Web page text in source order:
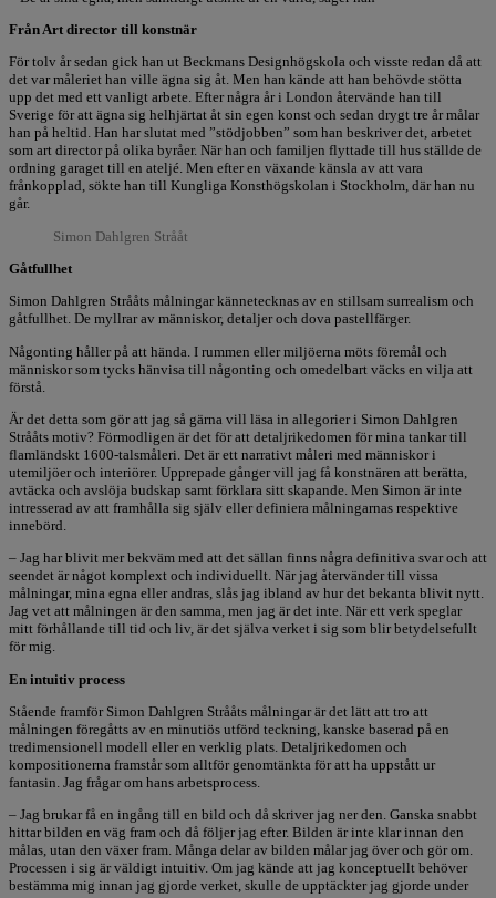
Från Art director till konstnär
För tolv år sedan gick han ut Beckmans Designhögskola och visste redan då att
det var måleriet han ville ägna sig åt. Men han kände att han behövde stötta
upp det med ett vanligt arbete. Efter några år i London återvände han till
Sverige för att ägna sig helhjärtat åt sin egen konst och sedan drygt tre år målar
han på heltid. Han har slutat med ”stödjobben” som han beskriver det, arbetet
som art director på olika byråer. När han och familjen flyttade till hus ställde de
ordning garaget till en ateljé. Men efter en växande känsla av att vara
frånkopplad, sökte han till Kungliga Konsthögskolan i Stockholm, där han nu
går.
Simon Dahlgren Strååt
Gåtfullhet
Simon Dahlgren Strååts målningar kännetecknas av en stillsam surrealism och
gåtfullhet. De myllrar av människor, detaljer och dova pastellfärger.
Någonting håller på att hända. I rummen eller miljöerna möts föremål och
människor som tycks hänvisa till någonting och omedelbart väcks en vilja att
förstå.
Är det detta som gör att jag så gärna vill läsa in allegorier i Simon Dahlgren
Strååts motiv? Förmodligen är det för att detaljrikedomen för mina tankar till
flamländskt 1600-talsmåleri. Det är ett narrativt måleri med människor i
utemiljöer och interiörer. Upprepade gånger vill jag få konstnären att berätta,
avtäcka och avslöja budskap samt förklara sitt skapande. Men Simon är inte
intresserad av att framhålla sig själv eller definiera målningarnas respektive
innebörd.
– Jag har blivit mer bekväm med att det sällan finns några definitiva svar och att
seendet är något komplext och individuellt. När jag återvänder till vissa
målningar, mina egna eller andras, slås jag ibland av hur det bekanta blivit nytt.
Jag vet att målningen är den samma, men jag är det inte. När ett verk speglar
mitt förhållande till tid och liv, är det själva verket i sig som blir betydelsefullt
för mig.
En intuitiv process
Stående framför Simon Dahlgren Strååts målningar är det lätt att tro att
målningen föregåtts av en minutiös utförd teckning, kanske baserad på en
tredimensionell modell eller en verklig plats. Detaljrikedomen och
kompositionerna framstår som alltför genomtänkta för att ha uppstått ur
fantasin. Jag frågar om hans arbetsprocess.
– Jag brukar få en ingång till en bild och då skriver jag ner den. Ganska snabbt
hittar bilden en väg fram och då följer jag efter. Bilden är inte klar innan den
målas, utan den växer fram. Många delar av bilden målar jag över och gör om.
Processen i sig är väldigt intuitiv. Om jag kände att jag konceptuellt behöver
bestämma mig innan jag gjorde verket, skulle de upptäckter jag gjorde under